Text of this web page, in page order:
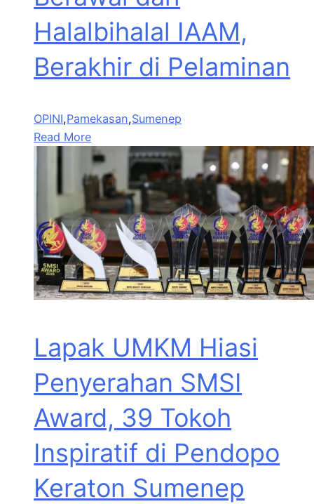
Halalbihalal IAAM,
Berakhir di Pelaminan
OPINI,Pamekasan,Sumenep
Read More
Lapak UMKM Hiasi
Penyerahan SMSI
Award, 39 Tokoh
Inspiratif di Pendopo
Keraton Sumenep